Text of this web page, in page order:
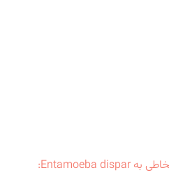
بررسی پاسخ‌های ایمنی مخاطی به Entamoeba dispar: